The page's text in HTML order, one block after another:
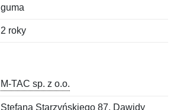
guma
2 roky
M-TAC sp. z o.o.
Stefana Starzyńskiego 87, Dawidy